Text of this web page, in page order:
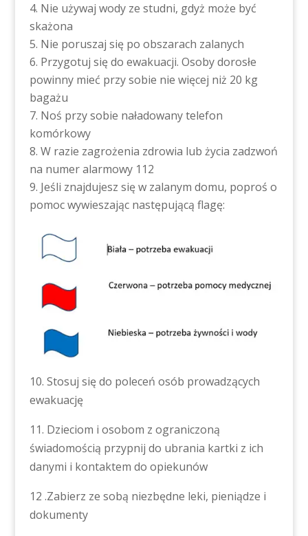
Nie używaj wody ze studni, gdyż może być
skażona
Nie poruszaj się po obszarach zalanych
Przygotuj się do ewakuacji. Osoby dorosłe
powinny mieć przy sobie nie więcej niż 20 kg
bagażu
Noś przy sobie naładowany telefon
komórkowy
W razie zagrożenia zdrowia lub życia zadzwoń
na numer alarmowy 112
Jeśli znajdujesz się w zalanym domu, poproś o
pomoc wywieszając następującą flagę:
10. Stosuj się do poleceń osób prowadzących
ewakuację
11. Dzieciom i osobom z ograniczoną
świadomością przypnij do ubrania kartki z ich
danymi i kontaktem do opiekunów
12 .Zabierz ze sobą niezbędne leki, pieniądze i
dokumenty